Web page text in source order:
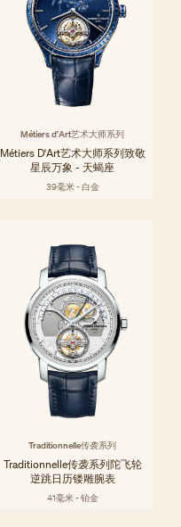
Métiers d'Art艺术大师系列
Métiers D'Art艺术大师系列致敬
星辰万象 - 天蝎座
39毫米 - 白金
Traditionnelle传袭系列
Traditionnelle传袭系列陀飞轮
逆跳日历镂雕腕表
41毫米 - 铂金